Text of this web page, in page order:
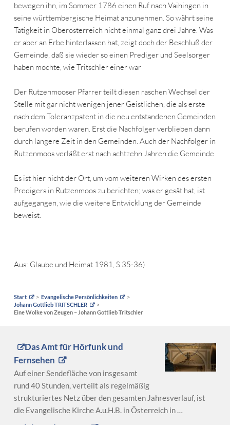
bewegen ihn, im Sommer 1786 einen Ruf nach Vaihingen in
seine württembergische Heimat anzunehmen. So währt seine
Tätigkeit in Oberösterreich nicht einmal ganz drei Jahre. Was
er aber an Erbe hinterlassen hat, zeigt doch der Beschluß der
Gemeinde, daß sie wieder so einen Prediger und Seelsorger
haben möchte, wie Tritschler einer war
Der Rutzenmooser Pfarrer teilt diesen raschen Wechsel der
Stelle mit gar nicht wenigen jener Geistlichen, die als erste
nach dem Toleranzpatent in die neu entstandenen Gemeinden
berufen worden waren. Erst die Nachfolger verblieben dann
durch längere Zeit in den Gemeinden. Auch der Nachfolger in
Rutzenmoos verläßt erst nach achtzehn Jahren die Gemeinde
Es ist hier nicht der Ort, um vom weiteren Wirken des ersten
Predigers in Rutzenmoos zu berichten; was er gesät hat, ist
aufgegangen, wie die weitere Entwicklung der Gemeinde
beweist.
Aus: Glaube und Heimat 1981, S.35-36)
Start
Evangelische Persönlichkeiten
Johann Gottlieb TRITSCHLER
Eine Wolke von Zeugen – Johann Gottlieb Tritschler
Das Amt für Hörfunk und
Fernsehen
Auf einer Sendefläche von insgesamt
rund 40 Stunden, verteilt als regelmäßig
strukturiertes Netz über den gesamten Jahresverlauf, ist
die Evangelische Kirche A.u.H.B. in Österreich in …